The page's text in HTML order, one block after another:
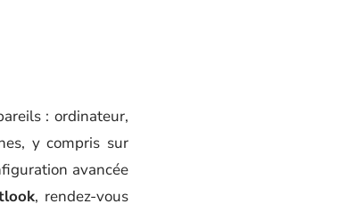
: ordinateur,
y compris sur
avancée
, rendez-vous